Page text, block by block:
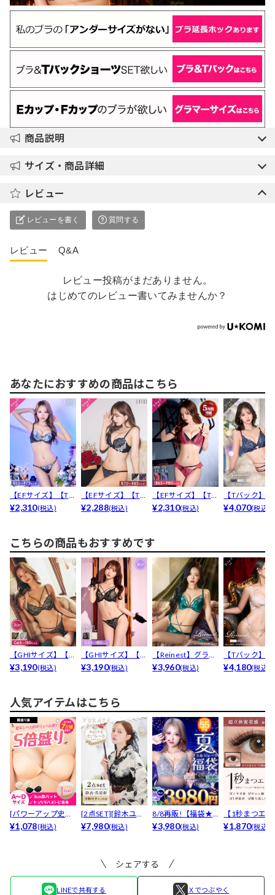
商品説明
サイズ・商品詳細
レビュー
レビューを書く 質問する
レビュー Q&A
レビュー投稿がまだありません。
はじめてのレビュー書いてみませんか？
あなたにおすすめの商品はこちら
【EFサイズ】【Tバ
ック】ビビッドブ
¥2,310(税込)
【EFサイズ】【Tバ
ック】【三上悠亜
¥2,288(税込)
【EFサイズ】【Tバ
ック】ディープグ
¥2,310(税込)
【Tバック】
まりや着用】
¥4,070(税込)
こちらの商品もおすすめです
【GHIサイズ】【3
点セット】【渡辺
¥3,190(税込)
【GHIサイズ】【点
セット】【かとゆ
¥3,190(税込)
【Reinest】グラマ
ラスサテンコー...
¥3,960(税込)
【Tバック】
est】【永尾ま
¥4,180(税込)
人気アイテムはこちら
[パワーアップ史上
最強5倍盛りアップ
¥1,078(税込)
[2点SET][鈴木ユリ
ア(baby)...
¥7,980(税込)
8/8再販!【福袋★
ブラセット3点
¥3,980(税込)
【1秒まつエ
リュームタイ
¥1,870(税込)
シェアする
LINEで共有する Ｘでつぶやく